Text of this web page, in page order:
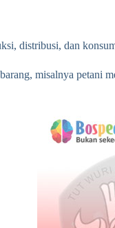
distribusi, dan
misalnya petani